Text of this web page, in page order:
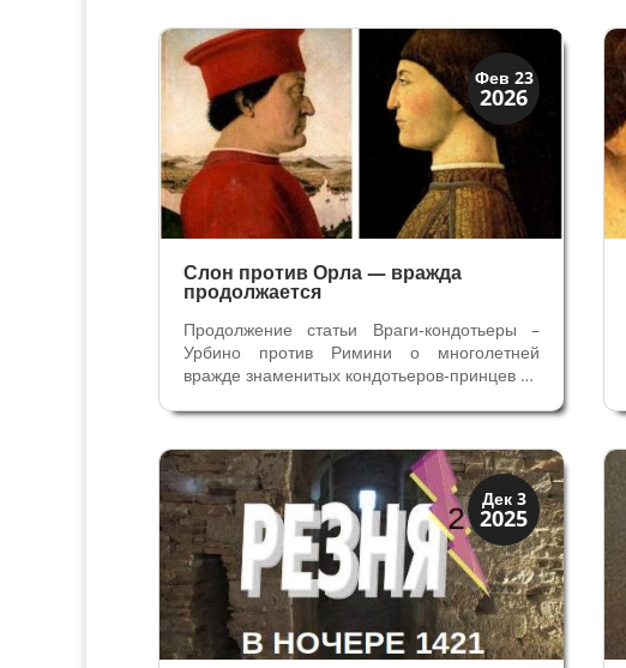
главными участниками событий в
Ломбардии с 1402 года после смерти
Герцога Милана...
Фев 23
2026
Династии
Заговоры и войны
Слон против Орла — вражда
продолжается
Продолжение статьи Враги-кондотьеры –
Урбино против Римини о многолетней
вражде знаменитых кондотьеров-принцев 15
победил? Победа Федерико Монтефельтро
остановить экспансионистские цели...
Дек 3
2025
Династии
Заговоры и войны